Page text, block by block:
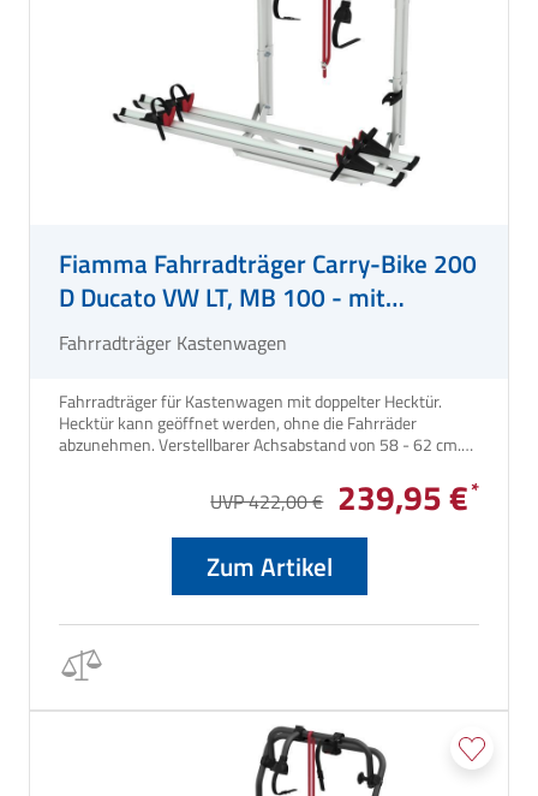
Fiamma Fahrradträger Carry-Bike 200
D Ducato VW LT, MB 100 - mit
doppelter Hecktür -Kundenumtausch-
Fahrradträger Kastenwagen
Fahrradträger für Kastenwagen mit doppelter Hecktür.
Hecktür kann geöffnet werden, ohne die Fahrräder
abzunehmen. Verstellbarer Achsabstand von 58 - 62 cm.
UVP 422,00 € 239,95 €
Zum Artikel